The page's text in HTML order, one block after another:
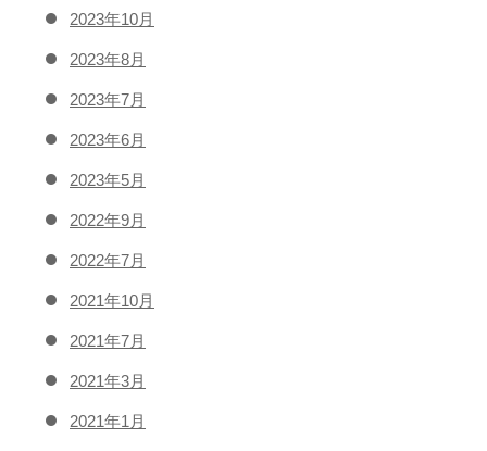
2023年10月
2023年8月
2023年7月
2023年6月
2023年5月
2022年9月
2022年7月
2021年10月
2021年7月
2021年3月
2021年1月